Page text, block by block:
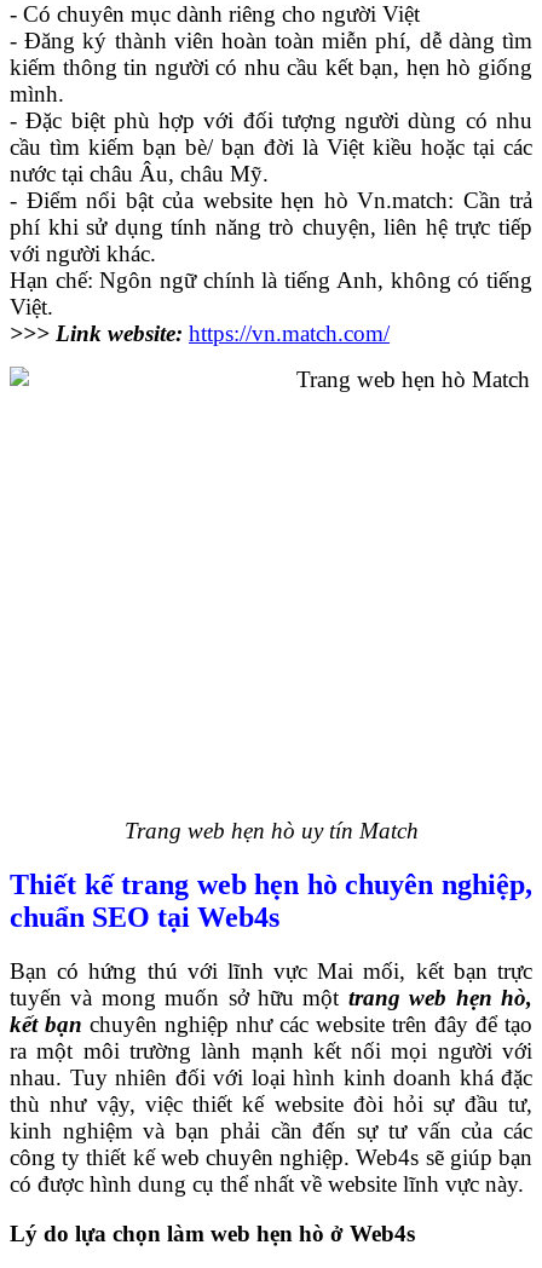
- Có chuyên mục dành riêng cho người Việt
- Đăng ký thành viên hoàn toàn miễn phí, dễ dàng tìm
kiếm thông tin người có nhu cầu kết bạn, hẹn hò giống
mình.
- Đặc biệt phù hợp với đối tượng người dùng có nhu
cầu tìm kiếm bạn bè/ bạn đời là Việt kiều hoặc tại các
nước tại châu Âu, châu Mỹ.
- Điểm nổi bật của website hẹn hò Vn.match: Cần trả
phí khi sử dụng tính năng trò chuyện, liên hệ trực tiếp
với người khác.
Hạn chế: Ngôn ngữ chính là tiếng Anh, không có tiếng
Việt.
>>> Link website: https://vn.match.com/
Trang web hẹn hò uy tín Match
Thiết kế trang web hẹn hò chuyên nghiệp,
chuẩn SEO tại Web4s
Bạn có hứng thú với lĩnh vực Mai mối, kết bạn trực
tuyến và mong muốn sở hữu một trang web hẹn hò,
kết bạn chuyên nghiệp như các website trên đây để tạo
ra một môi trường lành mạnh kết nối mọi người với
nhau. Tuy nhiên đối với loại hình kinh doanh khá đặc
thù như vậy, việc thiết kế website đòi hỏi sự đầu tư,
kinh nghiệm và bạn phải cần đến sự tư vấn của các
công ty thiết kế web chuyên nghiệp. Web4s sẽ giúp bạn
có được hình dung cụ thể nhất về website lĩnh vực này.
Lý do lựa chọn làm web hẹn hò ở Web4s